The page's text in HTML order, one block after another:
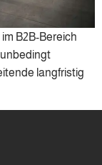
B2B-Bereich
langfristig